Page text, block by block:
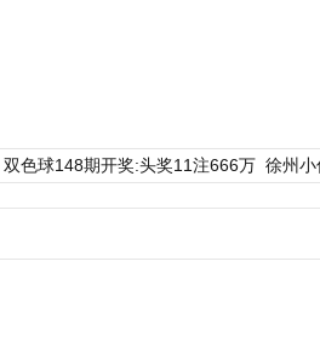
双色球148期开奖:头奖11注666万 徐州